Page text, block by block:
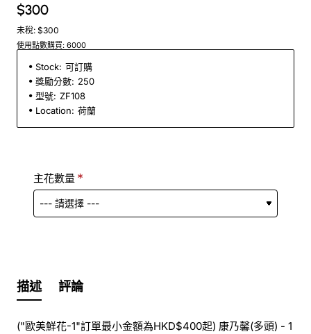
$300
未稅: $300
使用點數購買: 6000
Stock: 可訂購
獎勵分數: 250
型號: ZF108
Location: 荷蘭
主花數量
描述 評論
("歐美鮮花-1"訂單最小金額為HKD$400起) 康乃馨(多頭) - 1